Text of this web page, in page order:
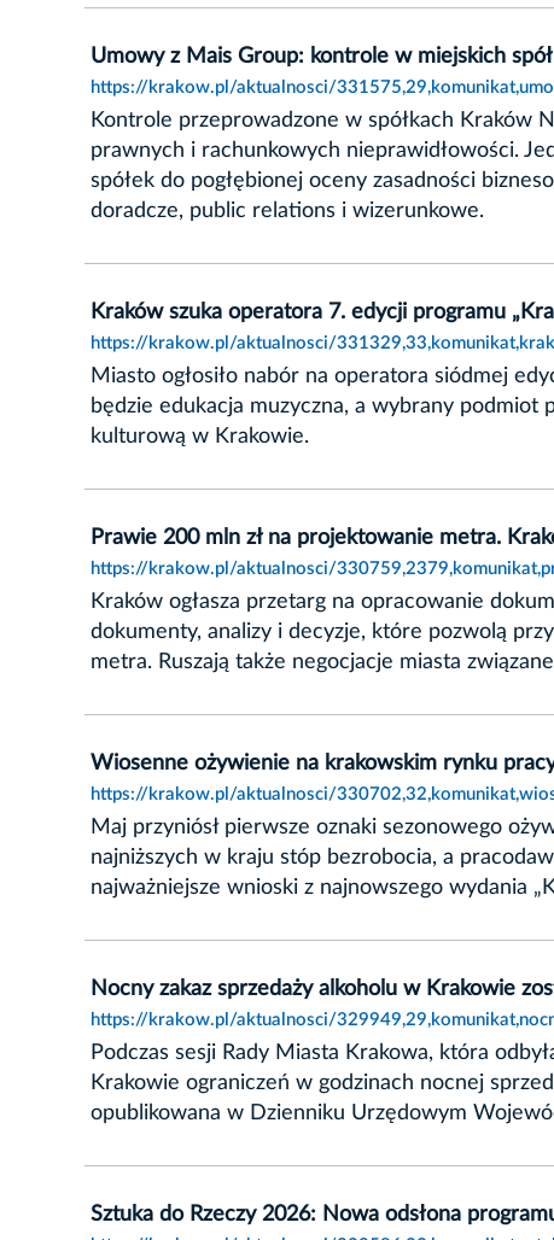
Umowy z Mais Group: kontrole w miejskich
https://krakow.pl/aktualnosci/
Kontrole przeprowadzone w spółkach Kraków
prawnych i rachunkowych nieprawidłowości.
spółek do pogłębionej oceny zasadności
doradcze, public relations i wizerunkowe.
Kraków szuka operatora 7. edycji programu
https://krakow.pl/aktualnosci/
Miasto ogłosiło nabór na operatora siódmej
będzie edukacja muzyczna, a wybrany podmiot
kulturową w Krakowie.
Prawie 200 mln zł na projektowanie metra.
https://krakow.pl/aktualnosci/
Kraków ogłasza przetarg na opracowanie
dokumenty, analizy i decyzje, które pozwolą
metra. Ruszają także negocjacje miasta
Wiosenne ożywienie na krakowskim rynku
https://krakow.pl/aktualnosci/
Maj przyniósł pierwsze oznaki sezonowego
najniższych w kraju stóp bezrobocia, a
najważniejsze wnioski z najnowszego wydania
Nocny zakaz sprzedaży alkoholu w Krakowie
https://krakow.pl/aktualnosci/
Podczas sesji Rady Miasta Krakowa, która
Krakowie ograniczeń w godzinach nocnej
opublikowana w Dzienniku Urzędowym
Sztuka do Rzeczy 2026: Nowa odsłona